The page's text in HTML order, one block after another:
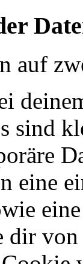
auf
sind
eine
dir